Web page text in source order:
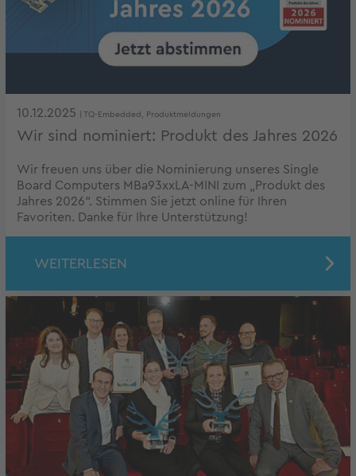
10.12.2025 | TQ-Embedded, Produktmeldungen
Wir sind nominiert: Produkt des Jahres 2026
Wir freuen uns über die Nominierung unseres Single
Board Computers MBa93xxLA-MINI zum „Produkt des
Jahres 2026“. Stimmen Sie jetzt online für Ihren
Favoriten. Danke für Ihre Unterstützung!
WEITERLESEN